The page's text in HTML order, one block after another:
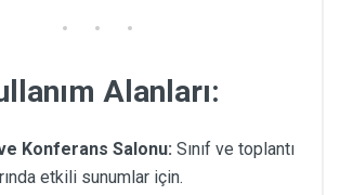
Alanları:
Konferans Salonu: Sınıf ve toplantı
etkili sunumlar için.